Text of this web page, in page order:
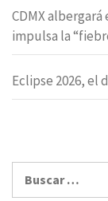
CDMX
impulsa la
Eclipse 2026, el